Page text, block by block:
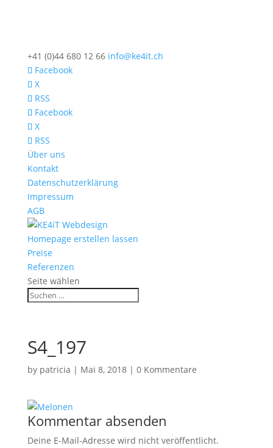
+41 (0)44 680 12 66 info@ke4it.ch
Facebook
X
RSS
Facebook
X
RSS
Über uns
Kontakt
Datenschutzerklärung
Impressum
AGB
Homepage erstellen lassen
Preise
Referenzen
Seite wählen
S4_197
by patricia | Mai 8, 2018| 0 Kommentare
Kommentar absenden
Deine E-Mail-Adresse wird nicht veröffentlicht.